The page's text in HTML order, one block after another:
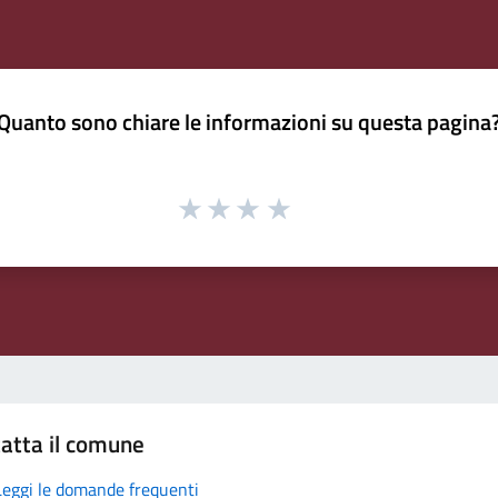
sono chiare le informazioni su questa
il comune
le domande frequenti